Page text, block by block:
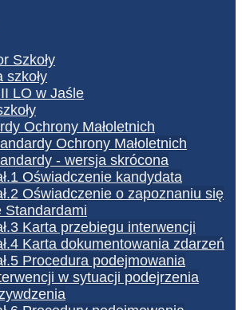
Szkoły
szkoły
LO w Jaśle
Ochrony Małoletnich
Ochrony Małoletnich
- wersja skrócona
Oświadczenie kandydata
Oświadczenie o zapoznaniu się
Standardami
Karta przebiegu interwencji
Karta dokumentowania zdarzeń
Procedura podejmowania
w sytuacji podejrzenia